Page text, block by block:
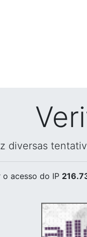
diversas
o acesso do IP